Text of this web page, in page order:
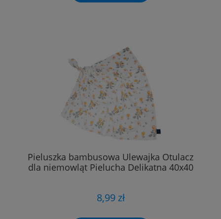
Pieluszka bambusowa Ulewajka Otulacz
dla niemowląt Pielucha Delikatna 40x40
8,99 zł